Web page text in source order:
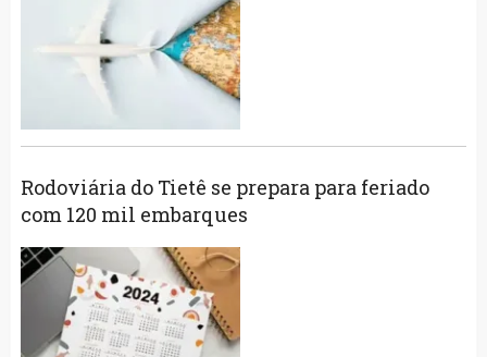
Rodoviária do Tietê se prepara para feriado
com 120 mil embarques